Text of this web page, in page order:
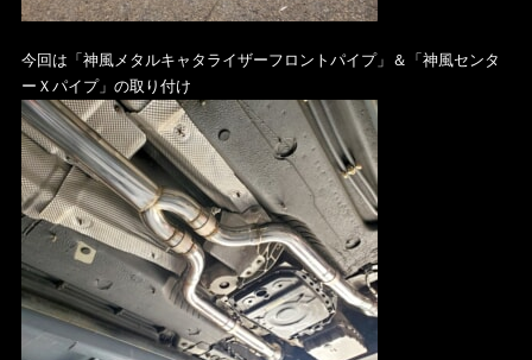
今回は「神風メタルキャタライザーフロントパイプ」＆「神風センタ
ーＸパイプ」の取り付け